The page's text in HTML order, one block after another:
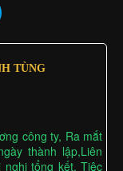
TÙNG
công ty, Ra mắt
thành lập,Liên
nghị tổng kết, Tiệc